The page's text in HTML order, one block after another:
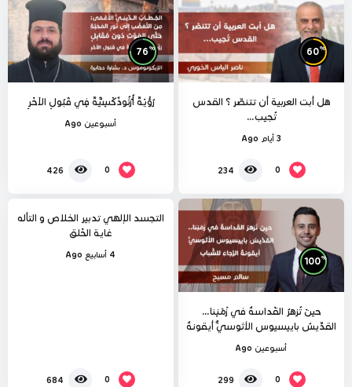
60%
هل أبت العربية أن تتنصّر ؟ القدس
تُجيب…
3 أيام Ago
0
234
76 %
رُؤْيَةٌ أُرْثُوذُكْسِيَّةٌ فِي قَبُولِ الآخَرِ
أسبوعين Ago
0
426
100%
حينَ تُزهرُ القَداسةُ في زَمَنِنا…
القدِّيسُ باييسيوس الأثوسيُّ أيقونةُ
الرَّجاءِ للشَّباب
أسبوعين Ago
0
299
التجسد الإلهي تدبير الخلاص و التأله
غاية الخَلق
4 أسابيع Ago
0
684 100